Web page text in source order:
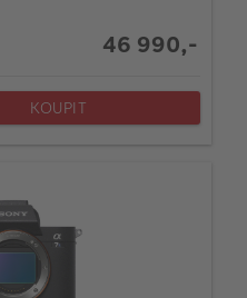
46 990,-
KOUPIT